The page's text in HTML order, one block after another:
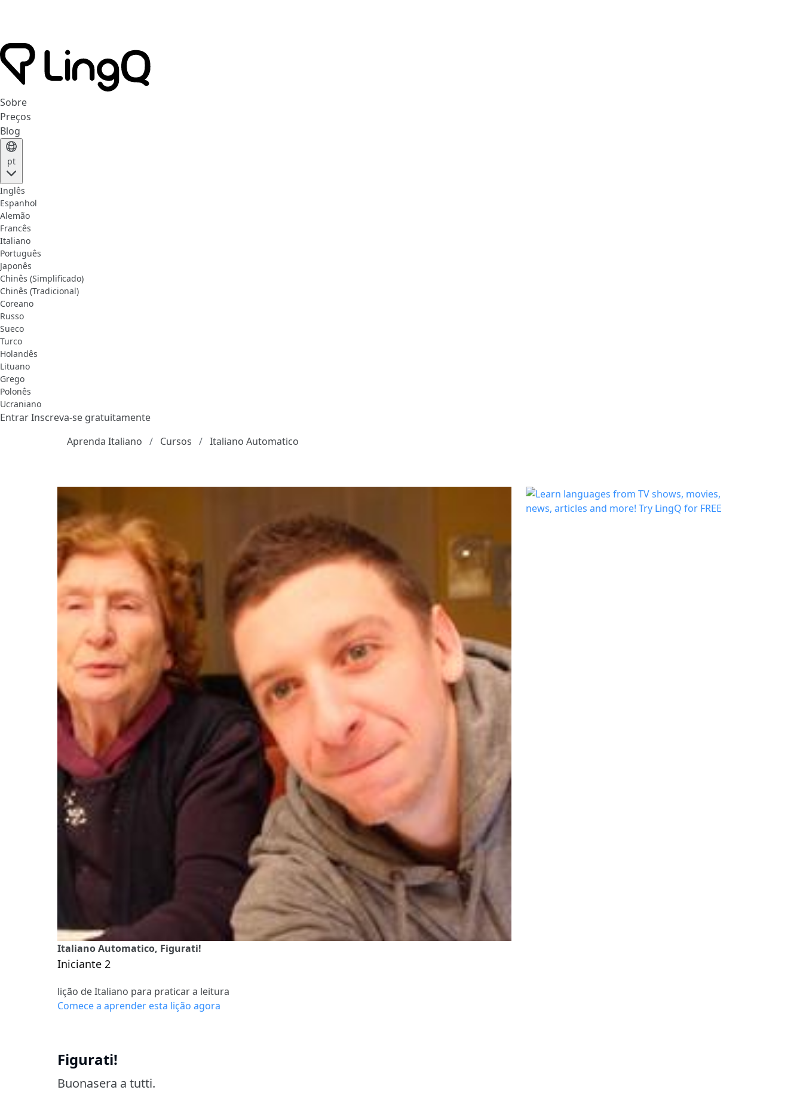
Sobre
Preços
Blog
pt
Inglês
Espanhol
Alemão
Francês
Italiano
Português
Japonês
Chinês (Simplificado)
Chinês (Tradicional)
Coreano
Russo
Sueco
Turco
Holandês
Lituano
Grego
Polonês
Ucraniano
EntrarInscreva-se gratuitamente
Aprenda Italiano
Cursos Italiano Automatico
Italiano Automatico, Figurati!
Iniciante 2
lição de Italiano para praticar a leitura
Comece a aprender esta lição agora
Figurati!
Buonasera a tutti.